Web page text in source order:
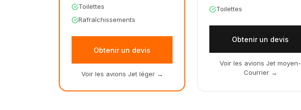
Toilettes
Rafraîchissements
Obtenir un devis
Voir les avions Jet léger→
Toilettes
Obtenir un devis
Voir les avions Jet moyen-
Courrier→